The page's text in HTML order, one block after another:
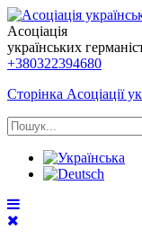
Асоціація
українських
+380322394680
Сторінка Асоціації